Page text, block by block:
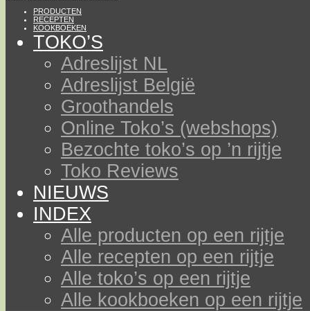
PRODUCTEN
RECEPTEN
KOOKBOEKEN
TOKO’S
Adreslijst NL
Adreslijst België
Groothandels
Online Toko’s (webshops)
Bezochte toko’s op ’n rijtje
Toko Reviews
NIEUWS
INDEX
Alle producten op een rijtje
Alle recepten op een rijtje
Alle toko’s op een rijtje
Alle kookboeken op een rijtje